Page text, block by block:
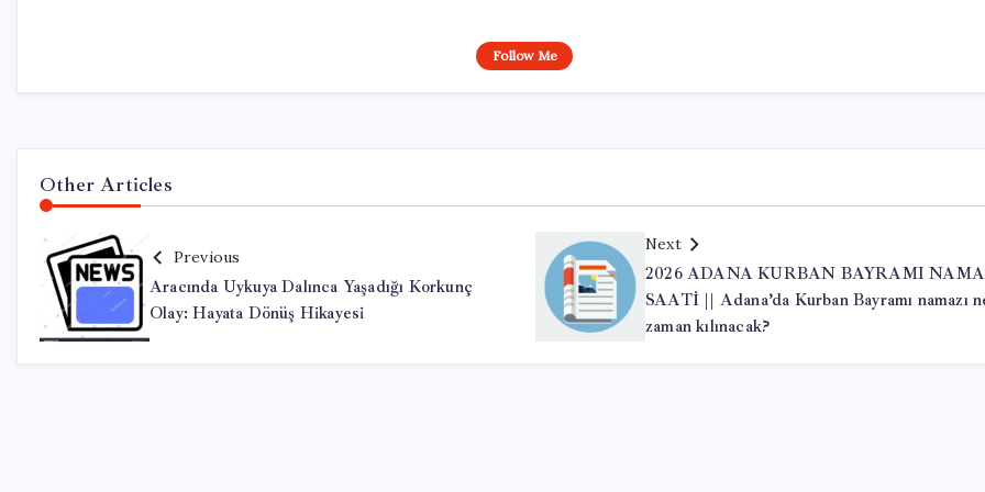
Follow Me
Other Articles
Previous
Aracında Uykuya Dalınca Yaşadığı Korkunç
Olay: Hayata Dönüş Hikayesi
Next
2026 ADANA KURBAN BAYRAMI
SAATİ || Adana’da Kurban Bayramı namazı
zaman kılınacak?